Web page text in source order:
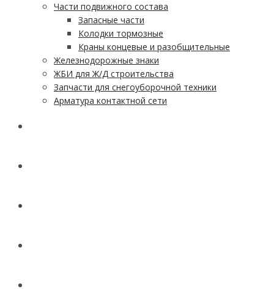
Части подвижного состава
Запасные части
Колодки тормозные
Краны концевые и разобщительные
Железнодорожные знаки
ЖБИ для Ж/Д строительства
Запчасти для снегоуборочной техники
Арматура контактной сети